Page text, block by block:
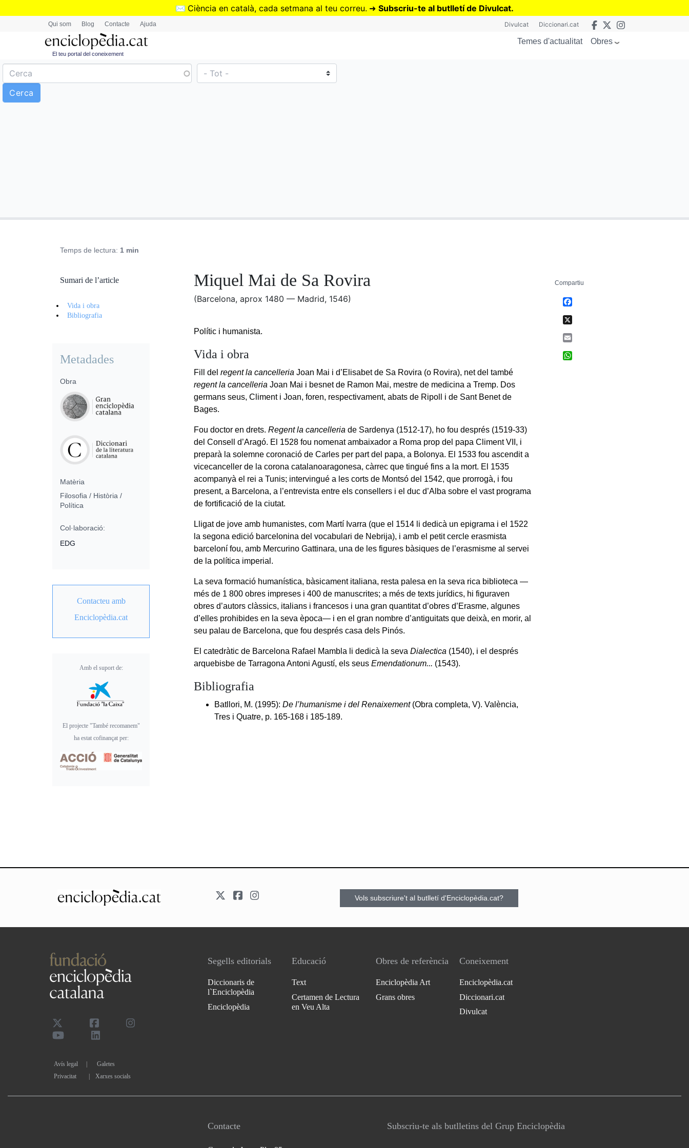
Vés
✉️ Ciència en català, cada setmana al teu correu. ➜ Subscriu-te al butlletí de Divulcat.
Qui som Blog Contacte Ajuda Divulcat Diccionari.cat
El teu portal del coneixement
Temes d'actualitat Obres
Temps de lectura: 1 min
Miquel Mai de Sa Rovira
(Barcelona, aprox 1480 — Madrid, 1546)
Polític i humanista.
Vida i obra
Fill delregent la cancelleria Joan Mai i d’Elisabet de Sa Rovira (o Rovira), net del també
regent la cancelleria Joan Mai i besnet de Ramon Mai, mestre de medicina a Tremp. Dos
germans seus, Climent i Joan, foren, respectivament, abats de Ripoll i de Sant Benet de
Bages.
Fou doctor en drets.Regent la cancelleria de Sardenya (1512-17), ho fou després (1519-33)
del Consell d’Aragó. El 1528 fou nomenat ambaixador a Roma prop del papa Climent VII, i
preparà la solemne coronació de Carles per part del papa, a Bolonya. El 1533 fou ascendit a
vicecanceller de la corona catalanoaragonesa, càrrec que tingué fins a la mort. El 1535
acompanyà el rei a Tunis; intervingué a les corts de Montsó del 1542, que prorrogà, i fou
present, a Barcelona, a l’entrevista entre els consellers i el duc d’Alba sobre el vast programa
de fortificació de la ciutat.
Lligat de jove amb humanistes, com Martí Ivarra (que el 1514 li dedicà un epigrama i el 1522
la segona edició barcelonina del vocabulari de Nebrija), i amb el petit cercle erasmista
barceloní fou, amb Mercurino Gattinara, una de les figures bàsiques de l’erasmisme al servei
de la política imperial.
La seva formació humanística, bàsicament italiana, resta palesa en la seva rica biblioteca —
més de 1 800 obres impreses i 400 de manuscrites; a més de texts jurídics, hi figuraven
obres d’autors clàssics, italians i francesos i una gran quantitat d’obres d’Erasme, algunes
d’elles prohibides en la seva època— i en el gran nombre d’antiguitats que deixà, en morir, al
seu palau de Barcelona, que fou després casa dels Pinós.
El catedràtic de Barcelona Rafael Mambla li dedicà la sevaDialectica (1540), i el després
arquebisbe de Tarragona Antoni Agustí, els seusEmendationum... (1543).
Bibliografia
Batllori, M. (1995):De l’humanisme i del Renaixement(Obra completa, V). València,
Tres i Quatre, p. 165-168 i 185-189.
Sumari de l’article
Vida i obra
Bibliografia
Metadades
Obra
Matèria
Filosofia / Història /
Política
Col·laboració:
EDG
Contacteu amb
Enciclopèdia.cat
Amb el suport de:
El projecte "També recomanem"
ha estat cofinançat per:
Compartiu
Vols subscriure't al butlletí d'Enciclopèdia.cat?
Avís legal
Galetes
Privacitat
Xarxes socials
Segells editorials
Diccionaris de
l`Enciclopèdia
Enciclopèdia
Educació
Text
Certamen de Lectura
en Veu Alta
Obres de referència
Enciclopèdia Art
Grans obres
Coneixement
Enciclopèdia.cat
Diccionari.cat
Divulcat
Contacte Subscriu-te als butlletins del Grup Enciclopèdia